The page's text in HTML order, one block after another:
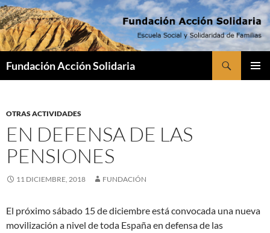
Saltar
al
contenido
Fundación Acción Solidaria
OTRAS ACTIVIDADES
EN DEFENSA DE LAS
PENSIONES
11 DICIEMBRE, 2018 FUNDACIÓN
El próximo sábado 15 de diciembre está convocada una nueva
movilización a nivel de toda España en defensa de las